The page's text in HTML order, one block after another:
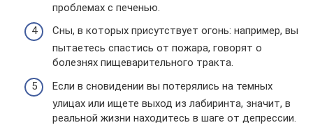
проблемах с печенью.
Сны, в которых присутствует огонь: например, вы
пытаетесь спастись от пожара, говорят о
болезнях пищеварительного тракта.
Если в сновидении вы потерялись на темных
улицах или ищете выход из лабиринта, значит, в
реальной жизни находитесь в шаге от депрессии.